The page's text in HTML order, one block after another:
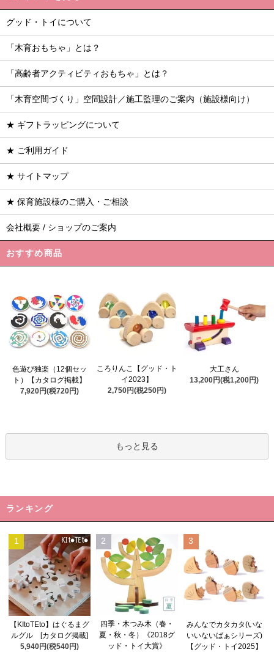
グッド・トイについて
「木育おもちゃ」とは？
「高齢者アクティビティおもちゃ」とは？
「木育空間づくり」空間設計／施工監理のご案内（施設様向け）
★ ギフトラッピングについて
★ ご利用ガイド
★ サイトマップ
★ 保育施設様のご購入・ご相談
会社概要 / ショップのご案内
おすすめ商品
色遊び独楽（12個セッ
ト）【カタログ掲載】
7,920円(税720円)
ころりんこ【グッド・ト
イ2023】
2,750円(税250円)
大工さん
13,200円(税1,200円)
もっと見る
ランキング
1
【KItoTEto】はぐるまグ
ルグル [カタログ掲載]
5,940円(税540円)
2
四季・木つみ木（春・
夏・秋・冬）《2018グ
ッド・トイ大賞》
3
みんなでカタカタ(いな
いいないばぁシリーズ)
【グッド・トイ2025】